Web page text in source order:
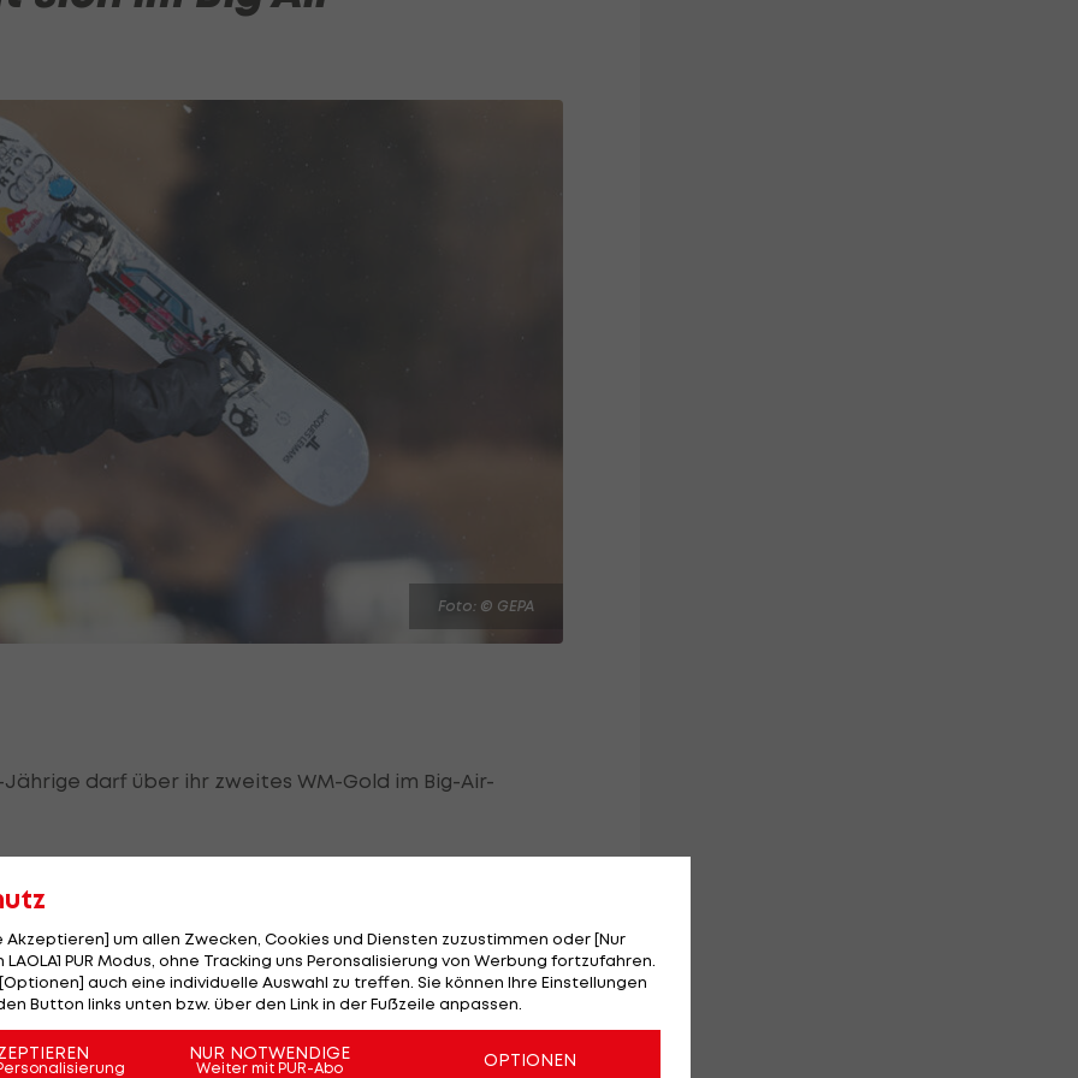
Foto: © GEPA
darf über ihr zweites WM-Gold im Big-Air-
in ihrer Spezialdisziplin vor der Japanerin
an die Australierin Coady Tess, die auf 153,25 Punkte
uneinholbar in Führung. Diesen kann sie nicht
fällt.
den ich je bestritten habe", schildert Gasse
Akzeptieren] um allen Zwecken, Cookies und Diensten zuzustimmen oder [Nur
PUR Modus, ohne Tracking uns Peronsalisierung von Werbung fortzufahren.
auch eine individuelle Auswahl zu treffen. Sie können Ihre Einstellungen
Button links unten bzw. über den Link in der Fußzeile anpassen.
NUR NOTWENDIGE
Weiter mit PUR-Abo OPTIONEN